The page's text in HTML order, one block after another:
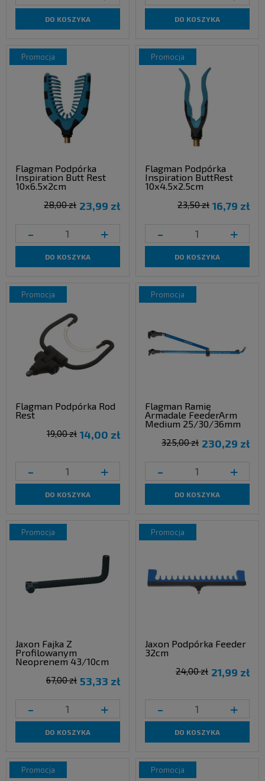
DO KOSZYKA DO KOSZYKA
Flagman Podpórka
Inspiration Butt Rest
10x6.5x2cm
23,99 zł
28,00 zł
- +
DO KOSZYKA
promocja
Flagman Podpórka
Inspiration ButtRest
10x4.5x2.5cm
16,79 zł
23,50 zł
- +
DO KOSZYKA
promocja
Flagman Podpórka Rod
Rest
14,00 zł
19,00 zł
- +
DO KOSZYKA
promocja
Flagman Ramię
Armadale FeederArm
Medium 25/30/36mm
230,29 zł
325,00 zł
- +
DO KOSZYKA
promocja
Jaxon Fajka Z
Profilowanym
Neoprenem 43/10cm
53,33 zł
67,00 zł
- +
DO KOSZYKA
promocja
Jaxon Podpórka Feeder
32cm
21,99 zł
24,00 zł
- +
DO KOSZYKA
promocja
promocja promocja